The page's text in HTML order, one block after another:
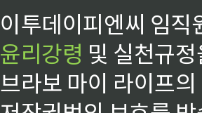
이투데이피엔씨 임
윤리강령 및 실천규
브라보 마이 라이프